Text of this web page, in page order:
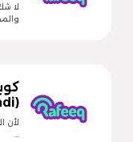
لا
(wadi) | خصم 30%…
لأن
…